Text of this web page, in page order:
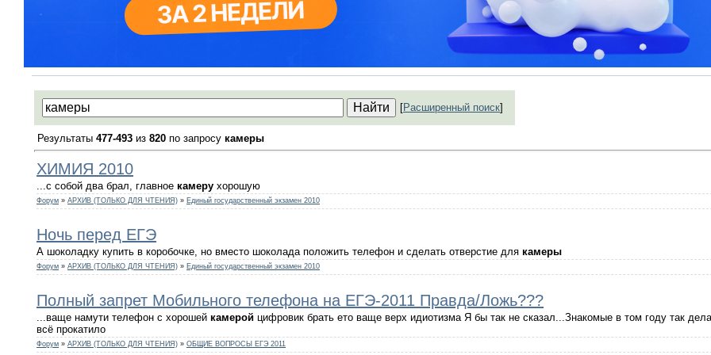
[Расширенный поиск]
Результаты 477-493 из 820 по запросу камеры
ХИМИЯ 2010
...с собой два брал, главное камеру хорошую
Форум » АРХИВ (ТОЛЬКО ДЛЯ ЧТЕНИЯ) » Единый государственный экзамен 2010
Ночь перед ЕГЭ
А шоколадку купить в коробочке, но вместо шоколада положить телефон и сделать отверстие для камеры
Форум » АРХИВ (ТОЛЬКО ДЛЯ ЧТЕНИЯ) » Единый государственный экзамен 2010
Полный запрет Мобильного телефона на ЕГЭ-2011 Правда/Ложь???
...ваще намути телефон с хорошей камерой цифровик брать ето ваще верх идиотизма Я бы так не сказал...Знакомые в том году так
всё прокатило
Форум » АРХИВ (ТОЛЬКО ДЛЯ ЧТЕНИЯ) » ОБЩИЕ ВОПРОСЫ ЕГЭ 2011